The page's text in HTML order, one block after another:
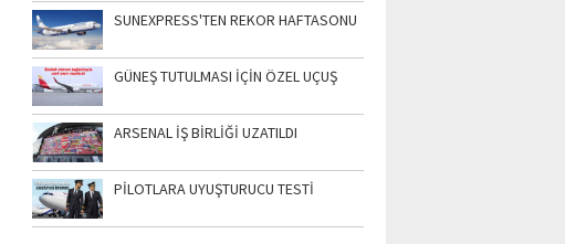
SUNEXPRESS'TEN REKOR HAFTASONU
GÜNEŞ TUTULMASI İÇİN ÖZEL UÇUŞ
ARSENAL İŞ BİRLİĞİ UZATILDI
PİLOTLARA UYUŞTURUCU TESTİ